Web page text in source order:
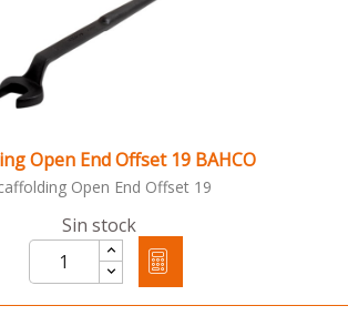
Open End Offset 19 BAHCO
Open End Offset 19
Sin stock